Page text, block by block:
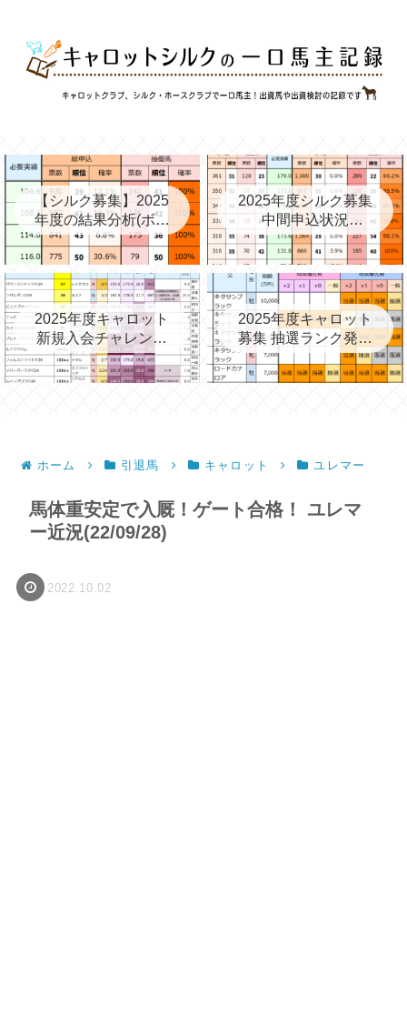
【シルク募集】2025
年度の結果分析(ボー
ダー、確率、昨年度
との比較など)
2025年度シルク募集
中間申込状況
②(08/06)と昨年の中
間③→最終
2025年度キャロット
新規入会チャレンジ
と第2次募集を考える
2025年度キャロット
募集 抽選ランク発表
(09/11)
ホーム 引退馬 キャロット ユレマー
馬体重安定で入厩！ゲート合格！ ユレマ
ー近況(22/09/28)
2022.10.02